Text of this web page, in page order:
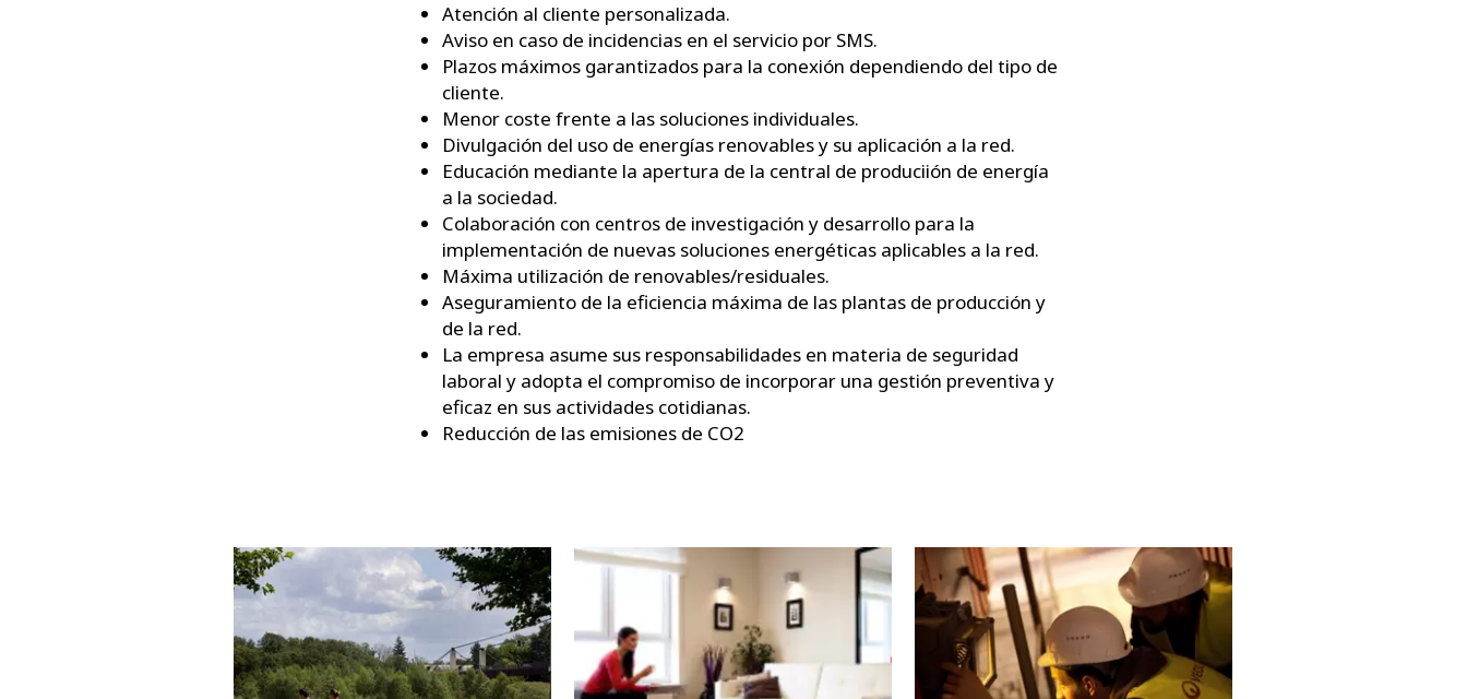
Atención al cliente personalizada.
Aviso en caso de incidencias en el servicio por SMS.
Plazos máximos garantizados para la conexión dependiendo del tipo de
cliente.
Menor coste frente a las soluciones individuales.
Divulgación del uso de energías renovables y su aplicación a la red.
Educación mediante la apertura de la central de produciión de energía
a la sociedad.
Colaboración con centros de investigación y desarrollo para la
implementación de nuevas soluciones energéticas aplicables a la red.
Máxima utilización de renovables/residuales.
Aseguramiento de la eficiencia máxima de las plantas de producción y
de la red.
La empresa asume sus responsabilidades en materia de seguridad
laboral y adopta el compromiso de incorporar una gestión preventiva y
eficaz en sus actividades cotidianas.
Reducción de las emisiones de CO2